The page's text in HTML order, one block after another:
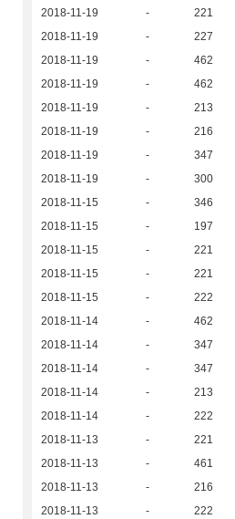
2018-11-19
- 221
2018-11-19
- 227
2018-11-19
- 462
2018-11-19
- 462
2018-11-19
- 213
2018-11-19
- 216
2018-11-19
- 347
2018-11-19
- 300
2018-11-15
- 346
2018-11-15
- 197
2018-11-15
- 221
2018-11-15
- 221
2018-11-15
- 222
2018-11-14
- 462
2018-11-14
- 347
2018-11-14
- 347
2018-11-14
- 213
2018-11-14
- 222
2018-11-13
- 221
2018-11-13
- 461
2018-11-13
- 216
2018-11-13
- 222